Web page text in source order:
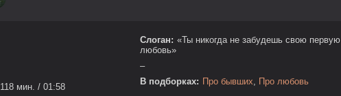
118 мин. / 01:58
Слоган: «Ты никогда не забудешь свою первую
любовь»
–
В подборках: Про бывших Про любовь